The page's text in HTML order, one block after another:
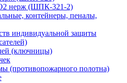
нерж (ШПК-321-2)
контейнеры, пеналы,
индивидуальной защиты
(ключницы)
(противопожарного полотна)